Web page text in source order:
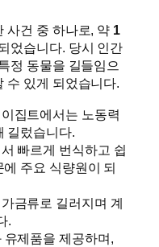
사건 중 하나로, 약 1
었습니다. 당시 인간
정 동물을 길들임으
수 있게 되었습니다.
집트에서는 노동력
길렀습니다.
빠르게 번식하고 쉽
주요 식량원이 되
금류로 길러지며 계
.
제품을 제공하며,